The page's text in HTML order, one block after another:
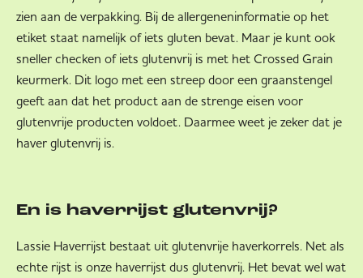
zien aan de verpakking. Bij de allergeneninformatie op het
etiket staat namelijk of iets gluten bevat. Maar je kunt ook
sneller checken of iets glutenvrij is met het Crossed Grain
keurmerk. Dit logo met een streep door een graanstengel
geeft aan dat het product aan de strenge eisen voor
glutenvrije producten voldoet. Daarmee weet je zeker dat je
haver glutenvrij is.
En is haverrijst glutenvrij?
Lassie Haverrijst bestaat uit glutenvrije haverkorrels. Net als
echte rijst is onze haverrijst dus glutenvrij. Het bevat wel wat